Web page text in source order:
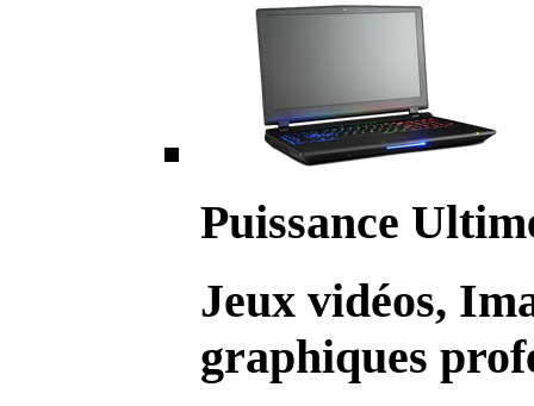
Puissance
Jeux vidéos,
graphiques